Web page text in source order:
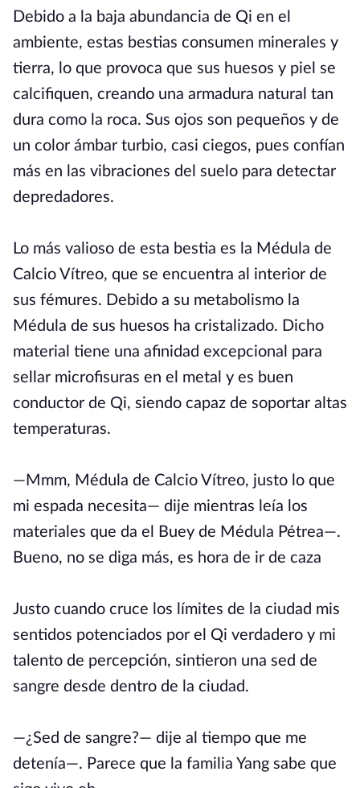
Debido a la baja abundancia de Qi en el
ambiente, estas bestias consumen minerales y
tierra, lo que provoca que sus huesos y piel se
calcifiquen, creando una armadura natural tan
dura como la roca. Sus ojos son pequeños y de
un color ámbar turbio, casi ciegos, pues confían
más en las vibraciones del suelo para detectar
depredadores.
Lo más valioso de esta bestia es la Médula de
Calcio Vítreo, que se encuentra al interior de
sus fémures. Debido a su metabolismo la
Médula de sus huesos ha cristalizado. Dicho
material tiene una afinidad excepcional para
sellar microfisuras en el metal y es buen
conductor de Qi, siendo capaz de soportar altas
temperaturas.
—Mmm, Médula de Calcio Vítreo, justo lo que
mi espada necesita— dije mientras leía los
materiales que da el Buey de Médula Pétrea—.
Bueno, no se diga más, es hora de ir de caza
Justo cuando cruce los límites de la ciudad mis
sentidos potenciados por el Qi verdadero y mi
talento de percepción, sintieron una sed de
sangre desde dentro de la ciudad.
—¿Sed de sangre?— dije al tiempo que me
detenía—. Parece que la familia Yang sabe que